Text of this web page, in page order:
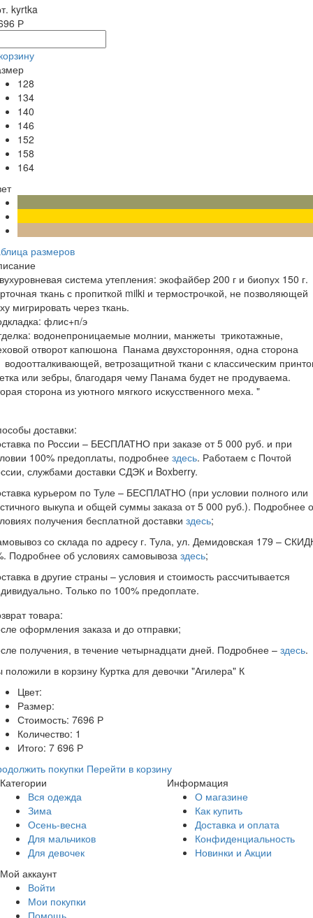
kyrtka
Р
128
134
140
146
152
158
164
размеров
система утепления: экофайбер 200 г и биопух 150 г.
ткань с пропиткой milki и термострочкой, не позволяющей
мигрировать через ткань.
флис+п/э
водонепроницаемые молнии, манжеты трикотажные,
отворот капюшона Панама двухсторонняя, одна сторона
водоотталкивающей, ветрозащитной ткани с классическим
или зебры, благодаря чему Панама будет не продуваема.
сторона из уютного мягкого искусственного меха. "
доставки:
по России – БЕСПЛАТНО при заказе от 5 000 руб. и при
100% предоплаты, подробнее здесь. Работаем с Почтой
службами доставки СДЭК и Boxberry.
курьером по Туле – БЕСПЛАТНО (при условии полного или
выкупа и общей суммы заказа от 5 000 руб.). Подробнее
получения бесплатной доставки здесь;
со склада по адресу г. Тула, ул. Демидовская 179 –
Подробнее об условиях самовывоза здесь;
в другие страны – условия и стоимость рассчитывается
Только по 100% предоплате.
товара:
оформления заказа и до отправки;
получения, в течение четырнадцати дней. Подробнее – здесь.
положили в корзину Куртка для девочки "Агилера" К
Цвет:
Размер:
Стоимость: 7696 Р
Количество: 1
Итого: 7 696 Р
покупки Перейти в корзину
Категории
Вся одежда
Зима
Осень-весна
Для мальчиков
Для девочек
Информация
О магазине
Как купить
Доставка и оплата
Конфиденциальность
Новинки и Акции
Мой аккаунт
Войти
Мои покупки
Помощь